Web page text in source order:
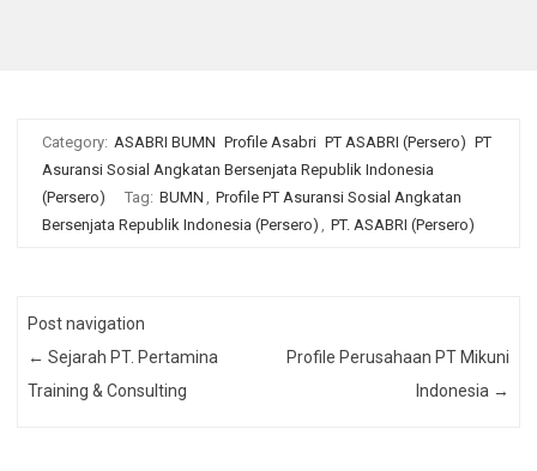
Category: ASABRI BUMN Profile Asabri PT ASABRI (Persero) PT
Asuransi Sosial Angkatan Bersenjata Republik Indonesia
(Persero)
Tag: BUMN , Profile PT Asuransi Sosial Angkatan
Bersenjata Republik Indonesia (Persero) , PT. ASABRI (Persero)
Post navigation
← Sejarah PT. Pertamina
Training & Consulting
Profile Perusahaan PT Mikuni
Indonesia →